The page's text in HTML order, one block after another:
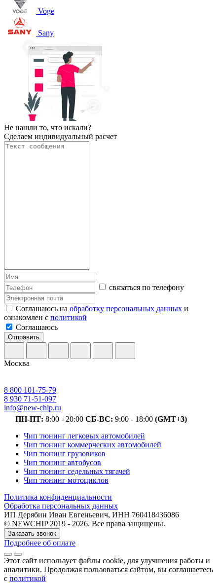
Voge
Sany
Не нашли то, что искали?
Сделаем индивидуальный расчет
связаться по телефону
Соглашаюсь на обработку персональных данных и
ознакомлен с политикой
Соглашаюсь
Отправить
Москва
8 800 101-75-79
8 930 71-51-097
info@new-chip.ru
ПН-ПТ: 8:00 - 20:00 СБ-ВС: 9:00 - 18:00 (GMT+3)
Чип тюнинг легковых автомобилей
Чип тюнинг коммерческих автомобилей
Чип тюнинг грузовиков
Чип тюнинг автобусов
Чип тюнинг седельных тягачей
Чип тюнинг мотоциклов
Политика конфиденциальности
Обработка персональных данных
ИП Дерябин Иван Евгеньевич, ИНН 760418436086
© NEWCHIP 2019 - 2026. Все права защищены.
Заказать звонок
Подробнее об оплате
Этот сайт использует файлы cookie, для улучшения работы и
аналитики. Продолжая пользоваться сайтом, вы соглашаетесь
с политикой